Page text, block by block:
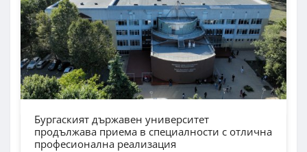
Бургаският държавен университет
продължава приема в специалности с отлична
професионална реализация